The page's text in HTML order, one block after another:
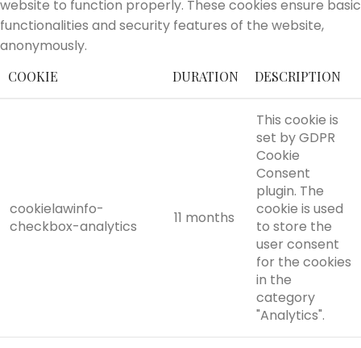
website to function properly. These cookies ensure basic
functionalities and security features of the website,
anonymously.
COOKIE DURATION DESCRIPTION
cookielawinfo-
checkbox-analytics
11 months
This cookie is
set by GDPR
Cookie
Consent
plugin. The
cookie is used
to store the
user consent
for the cookies
in the
category
"Analytics".